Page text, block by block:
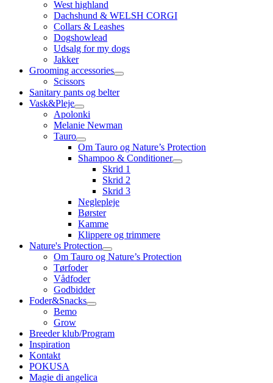
West highland
Dachshund & WELSH CORGI
Collars & Leashes
Dogshowlead
Udsalg for my dogs
Jakker
Grooming accessories
Scissors
Sanitary pants og belter
Vask&Pleje
Apolonki
Melanie Newman
Tauro
Om Tauro og Nature’s Protection
Shampoo & Conditioner
Skrid 1
Skrid 2
Skrid 3
Neglepleje
Børster
Kamme
Klippere og trimmere
Nature's Protection
Om Tauro og Nature’s Protection
Tørfoder
Vådfoder
Godbidder
Foder&Snacks
Bemo
Grow
Breeder klub/Program
Inspiration
Kontakt
POKUSA
Magie di angelica